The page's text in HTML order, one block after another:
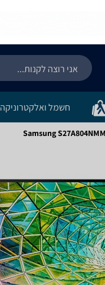
חשמל ואלקטרוניקה
Samsung S27A804NMM